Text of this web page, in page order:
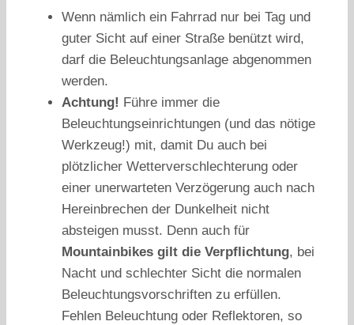
Wenn nämlich ein Fahrrad nur bei Tag und
guter Sicht auf einer Straße benützt wird,
darf die Beleuchtungsanlage abgenommen
werden.
Achtung! Führe immer die
Beleuchtungseinrichtungen (und das nötige
Werkzeug!) mit, damit Du auch bei
plötzlicher Wetterverschlechterung oder
einer unerwarteten Verzögerung auch nach
Hereinbrechen der Dunkelheit nicht
absteigen musst. Denn auch für
Mountainbikes gilt die Verpflichtung, bei
Nacht und schlechter Sicht die normalen
Beleuchtungsvorschriften zu erfüllen.
Fehlen Beleuchtung oder Reflektoren, so